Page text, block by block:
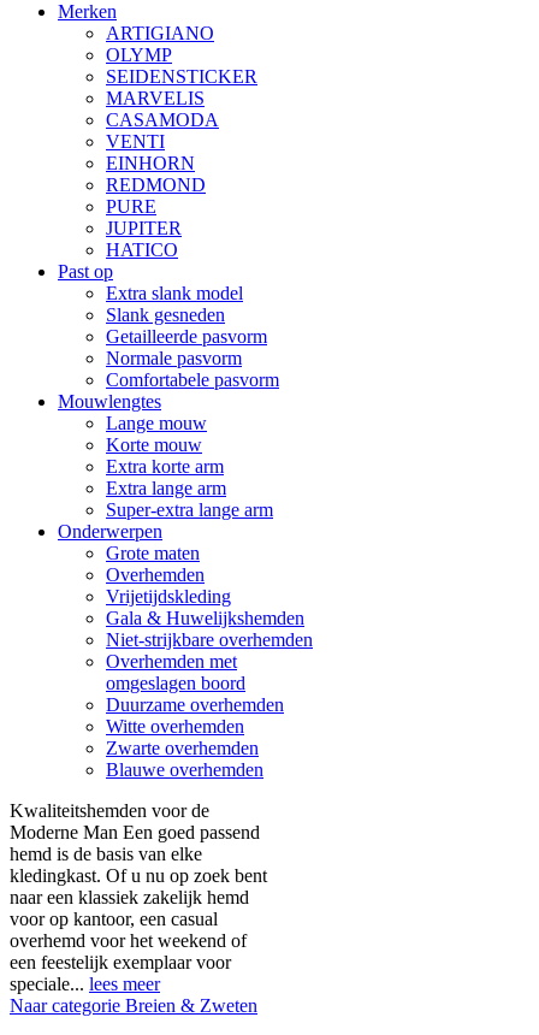
Merken
ARTIGIANO
OLYMP
SEIDENSTICKER
MARVELIS
CASAMODA
VENTI
EINHORN
REDMOND
PURE
JUPITER
HATICO
Past op
Extra slank model
Slank gesneden
Getailleerde pasvorm
Normale pasvorm
Comfortabele pasvorm
Mouwlengtes
Lange mouw
Korte mouw
Extra korte arm
Extra lange arm
Super-extra lange arm
Onderwerpen
Grote maten
Overhemden
Vrijetijdskleding
Gala & Huwelijkshemden
Niet-strijkbare overhemden
Overhemden met
omgeslagen boord
Duurzame overhemden
Witte overhemden
Zwarte overhemden
Blauwe overhemden
Kwaliteitshemden voor de
Moderne Man Een goed passend
hemd is de basis van elke
kledingkast. Of u nu op zoek bent
naar een klassiek zakelijk hemd
voor op kantoor, een casual
overhemd voor het weekend of
een feestelijk exemplaar voor
speciale... lees meer
Naar categorie Breien & Zweten